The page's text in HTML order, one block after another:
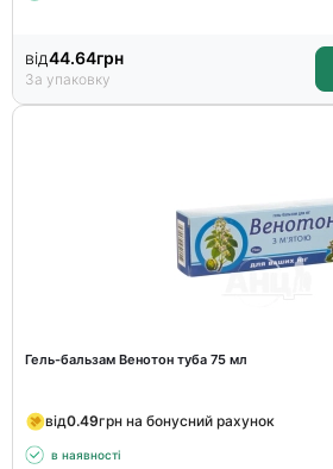
від44.64грн
За упаковку
Гель-бальзам Венотон туба 75 мл
від0.49грн на бонусний рахунок
в наявності